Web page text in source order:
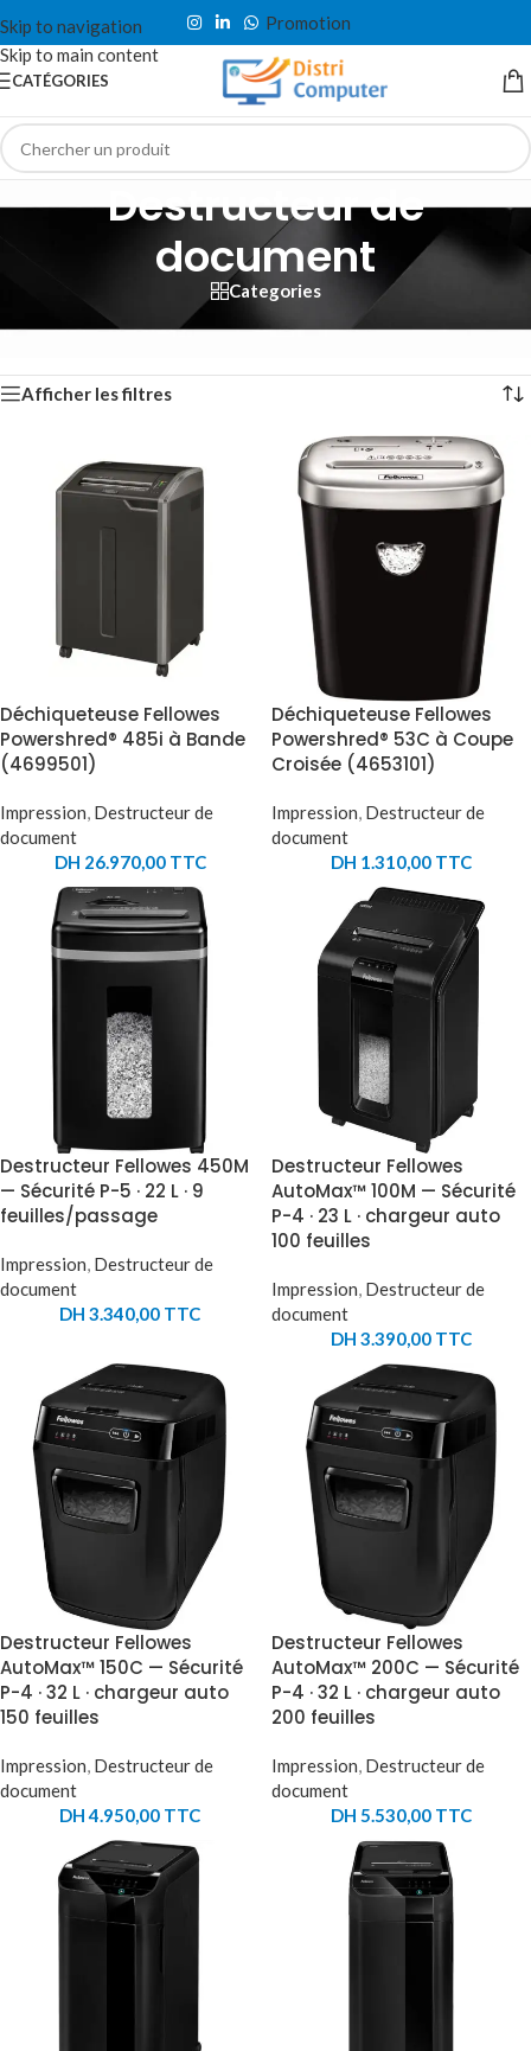
Skip to navigation
Skip to main content
Promotion
CATÉGORIES
Destructeur de
document
Categories
Impression
Destructeur de document
Afficher les filtres
Déchiqueteuse Fellowes
Powershred® 485i à Bande
(4699501)
Impression, Destructeur de
document
DH 26.970,00TTC
Déchiqueteuse Fellowes
Powershred® 53C à Coupe
Croisée (4653101)
Impression, Destructeur de
document
DH 1.310,00 TTC
Destructeur Fellowes 450M
— Sécurité P-5 · 22 L · 9
feuilles/passage
Impression, Destructeur de
document
DH 3.340,00 TTC
Destructeur Fellowes
AutoMax™ 100M — Sécurité
P-4 · 23 L · chargeur auto
100 feuilles
Impression, Destructeur de
document
DH 3.390,00 TTC
Destructeur Fellowes
AutoMax™ 150C — Sécurité
P-4 · 32 L · chargeur auto
150 feuilles
Impression, Destructeur de
document
DH4.950,00 TTC
Destructeur Fellowes
AutoMax™ 200C — Sécurité
P-4 · 32 L · chargeur auto
200 feuilles
Impression, Destructeur de
document
DH 5.530,00 TTC